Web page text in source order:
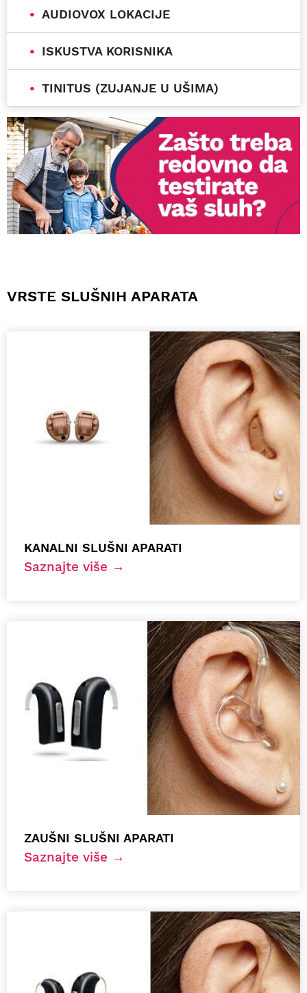
AUDIOVOX LOKACIJE
ISKUSTVA KORISNIKA
TINITUS (ZUJANJE U UŠIMA)
VRSTE SLUŠNIH APARATA
KANALNI SLUŠNI APARATI
Saznajte više →
ZAUŠNI SLUŠNI APARATI
Saznajte više →